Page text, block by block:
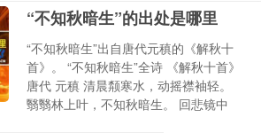
“不知秋暗生”的出处是哪里
“不知秋暗生”出自唐代元稹的《解秋十
首》。 “不知秋暗生”全诗 《解秋十首》
唐代 元稹 清晨颒寒水，动摇襟袖轻。
翳翳林上叶，不知秋暗生。 回悲镜中